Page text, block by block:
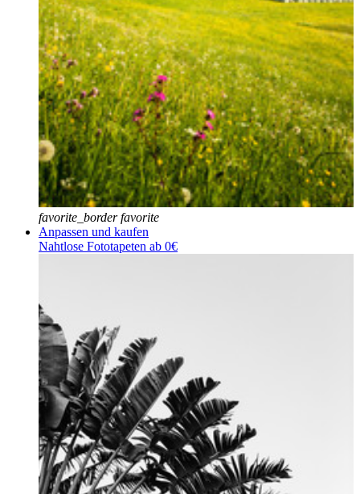
favorite_border favorite
Anpassen und kaufen
Nahtlose Fototapeten ab 0€